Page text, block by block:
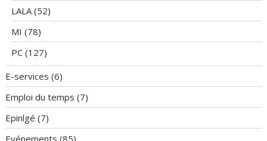
LALA(52)
MI (78)
PC (127)
E-services (6)
Emploi du temps (7)
Epinlgé (7)